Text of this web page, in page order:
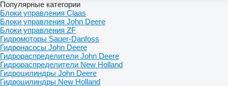
Популярные категории
Блоки управления Claas
Блоки управления John Deere
Блоки управления ZF
Гидромоторы Sauer-Danfoss
Гидронасосы John Deere
Гидрораспределители John Deere
Гидрораспределители New Holland
Гидроцилиндры John Deere
Гидроцилиндры New Holland